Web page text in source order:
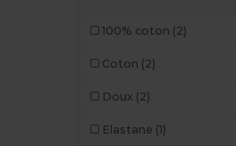
100% coton (2)
Coton (2)
Doux (2)
Elastane (1)